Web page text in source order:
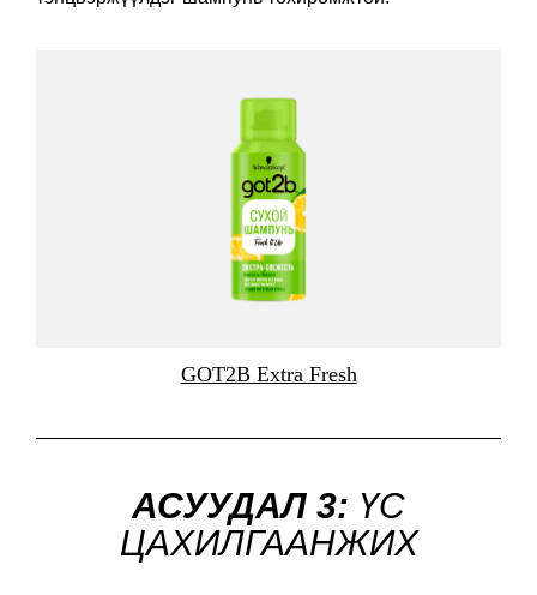
GOT2B Extra Fresh
АСУУДАЛ 3: ҮС
ЦАХИЛГААНЖИХ